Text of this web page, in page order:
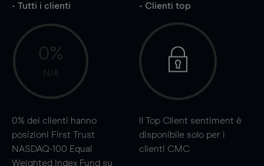
- Tutti i clienti
0%
N/A
0% dei clienti hanno
posizioni First Trust
NASDAQ-100 Equal
Weighted Index Fund su
- Clienti top
Il Top Client sentiment è
disponibile solo per i
clienti CMC